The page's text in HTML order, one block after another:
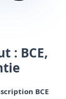
: BCE,
BCE